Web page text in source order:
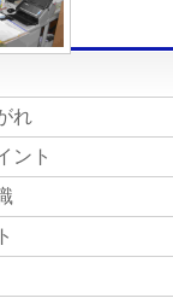
れ
ント